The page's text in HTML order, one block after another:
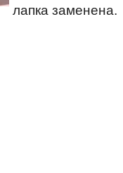
лапка заменена.